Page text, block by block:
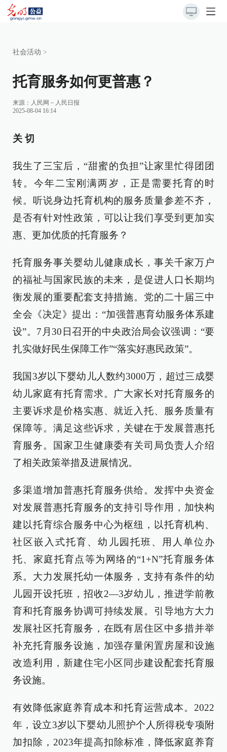
社会活动 >
托育服务如何更普惠？
来源： 人民网－人民日报
2025-08-04 16:14
关 切
我生了三宝后，“甜蜜的负担”让家里忙得团团
转。今年二宝刚满两岁，正是需要托育的时
候。听说身边托育机构的服务质量参差不齐，
是否有针对性政策，可以让我们享受到更加实
惠、更加优质的托育服务？
托育服务事关婴幼儿健康成长，事关千家万户
的福祉与国家民族的未来，是促进人口长期均
衡发展的重要配套支持措施。党的二十届三中
全会《决定》提出：“加强普惠育幼服务体系建
设”。7月30日召开的中央政治局会议强调：“要
扎实做好民生保障工作”“落实好惠民政策”。
我国3岁以下婴幼儿人数约3000万，超过三成婴
幼儿家庭有托育需求。广大家长对托育服务的
主要诉求是价格实惠、就近入托、服务质量有
保障等。满足这些诉求，关键在于发展普惠托
育服务。国家卫生健康委有关司局负责人介绍
了相关政策举措及进展情况。
多渠道增加普惠托育服务供给。发挥中央资金
对发展普惠托育服务的支持引导作用，加快构
建以托育综合服务中心为枢纽，以托育机构、
社区嵌入式托育、幼儿园托班、用人单位办
托、家庭托育点等为网络的“1+N”托育服务体
系。大力发展托幼一体服务，支持有条件的幼
儿园开设托班，招收2—3岁幼儿，推进学前教
育和托育服务协调可持续发展。引导地方大力
发展社区托育服务，在既有居住区中多措并举
补充托育服务设施，加强存量闲置房屋和设施
改造利用，新建住宅小区同步建设配套托育服
务设施。
有效降低家庭养育成本和托育运营成本。2022
年，设立3岁以下婴幼儿照护个人所得税专项附
加扣除，2023年提高扣除标准，降低家庭养育